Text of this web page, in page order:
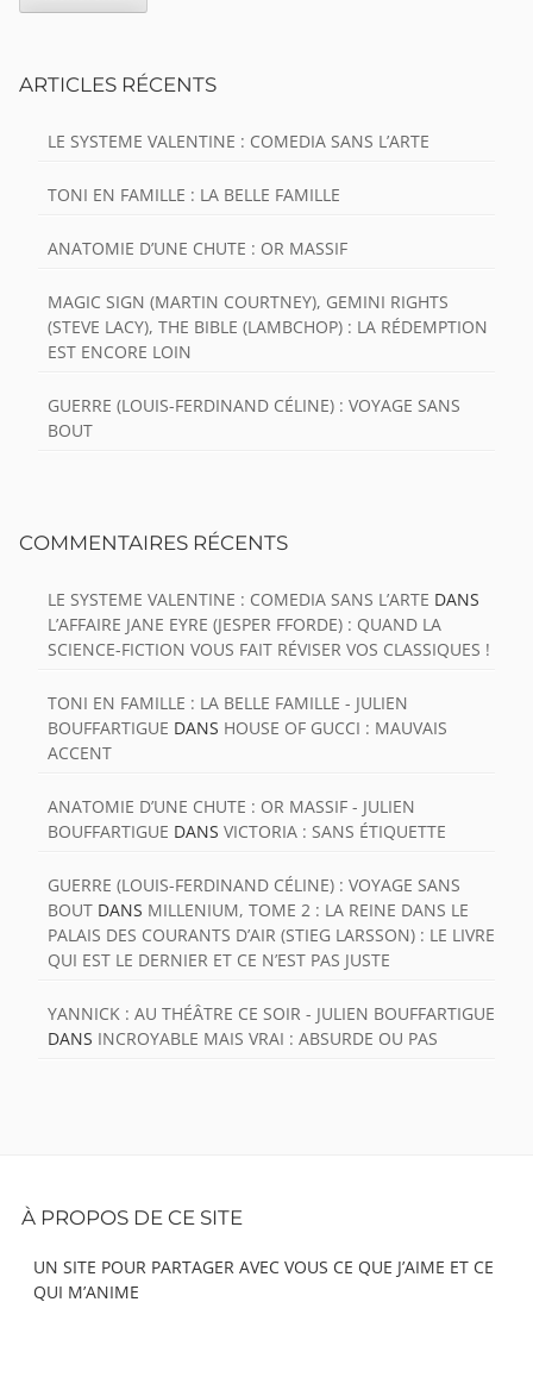
ARTICLES RÉCENTS
LE SYSTEME VALENTINE : COMEDIA SANS L’ARTE
TONI EN FAMILLE : LA BELLE FAMILLE
ANATOMIE D’UNE CHUTE : OR MASSIF
MAGIC SIGN (MARTIN COURTNEY), GEMINI RIGHTS
(STEVE LACY), THE BIBLE (LAMBCHOP) : LA RÉDEMPTION
EST ENCORE LOIN
GUERRE (LOUIS-FERDINAND CÉLINE) : VOYAGE SANS
BOUT
COMMENTAIRES RÉCENTS
LE SYSTEME VALENTINE : COMEDIA SANS L’ARTE DANS
L’AFFAIRE JANE EYRE (JESPER FFORDE) : QUAND LA
SCIENCE-FICTION VOUS FAIT RÉVISER VOS CLASSIQUES !
TONI EN FAMILLE : LA BELLE FAMILLE - JULIEN
BOUFFARTIGUE DANS HOUSE OF GUCCI : MAUVAIS
ACCENT
ANATOMIE D’UNE CHUTE : OR MASSIF - JULIEN
BOUFFARTIGUE DANS VICTORIA : SANS ÉTIQUETTE
GUERRE (LOUIS-FERDINAND CÉLINE) : VOYAGE SANS
BOUT DANS MILLENIUM, TOME 2 : LA REINE DANS LE
PALAIS DES COURANTS D’AIR (STIEG LARSSON) : LE LIVRE
QUI EST LE DERNIER ET CE N’EST PAS JUSTE
YANNICK : AU THÉÂTRE CE SOIR - JULIEN BOUFFARTIGUE
DANS INCROYABLE MAIS VRAI : ABSURDE OU PAS
Content
À PROPOS DE CE SITE
UN SITE POUR PARTAGER AVEC VOUS CE QUE J’AIME ET CE
QUI M’ANIME